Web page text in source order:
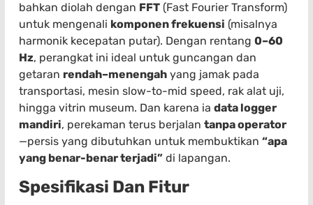
bahkan diolah dengan FFT (Fast Fourier Transform)
untuk mengenali komponen frekuensi (misalnya
harmonik kecepatan putar). Dengan rentang 0–60
Hz, perangkat ini ideal untuk guncangan dan
getaran rendah–menengah yang jamak pada
transportasi, mesin slow-to-mid speed, rak alat uji,
hingga vitrin museum. Dan karena ia data logger
mandiri, perekaman terus berjalan tanpa operator
—persis yang dibutuhkan untuk membuktikan “apa
yang benar-benar terjadi” di lapangan.
Spesifikasi Dan Fitur